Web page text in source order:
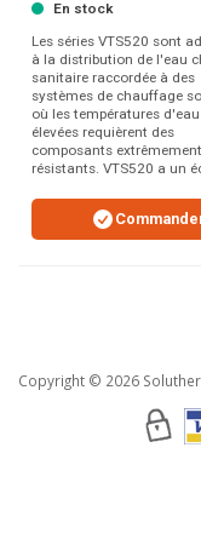
En stock
Les séries VTS520 sont
à la distribution de l'eau
sanitaire raccordée à des
systèmes de chauffage
où les températures d'eau
élevées requièrent des
composants extrêmement
résistants. VTS520 a un
Copyright © 2026